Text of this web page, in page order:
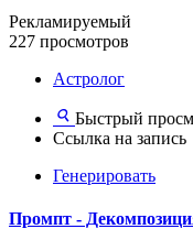
Рекламируемый
227 просмотров
Астролог
Быстрый
Ссылка на запись
Генерировать
Промпт -